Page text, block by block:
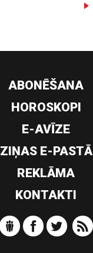
ABONĒŠANA
HOROSKOPI
E-AVĪZE
ZIŅAS E-PASTĀ
REKLĀMA
KONTAKTI